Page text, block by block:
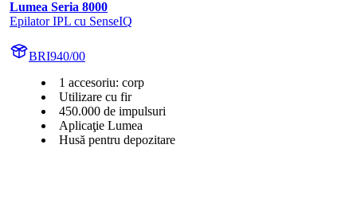
Lumea Seria 8000
Epilator IPL cu SenseIQ
BRI940/00
1 accesoriu: corp
Utilizare cu fir
450.000 de impulsuri
Aplicaţie Lumea
Husă pentru depozitare